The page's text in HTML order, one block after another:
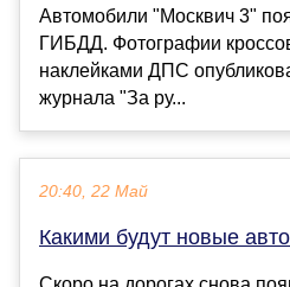
Автомобили "Москвич 3"
ГИБДД. Фотографии
наклейками ДПС
журнала "За ру...
20:40, 22 Май
Какими будут новые